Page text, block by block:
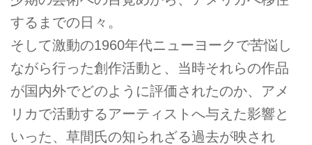
するまでの日々。
そして激動の1960年代ニューヨークで苦悩し
ながら行った創作活動と、当時それらの作品
が国内外でどのように評価されたのか、アメ
リカで活動するアーティストへ与えた影響と
いった、草間氏の知られざる過去が映され